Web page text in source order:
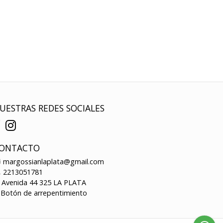
REDES SOCIALES
margossianlaplata@gmail.com
2213051781
Avenida 44 325 LA PLATA
de arrepentimiento